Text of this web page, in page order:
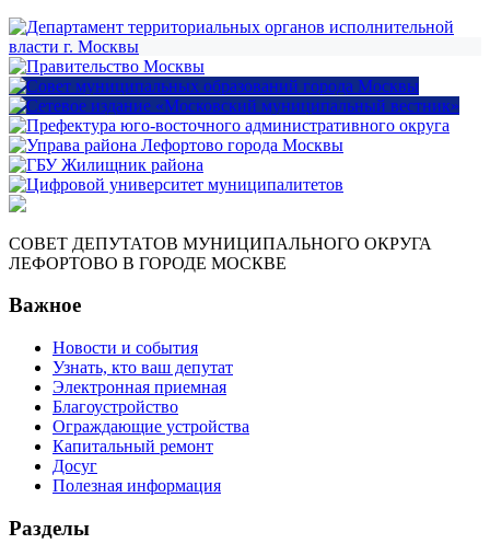
СОВЕТ ДЕПУТАТОВ МУНИЦИПАЛЬНОГО ОКРУГА
ЛЕФОРТОВО В ГОРОДЕ МОСКВЕ
Важное
Новости и события
Узнать, кто ваш депутат
Электронная приемная
Благоустройство
Ограждающие устройства
Капитальный ремонт
Досуг
Полезная информация
Разделы